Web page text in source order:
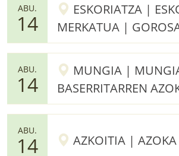
ABU.
14
ESKORIATZA |
MERKATUA |
ABU.
14
MUNGIA |
BASERRITARREN
ABU.
14 AZKOITIA | AZOKA